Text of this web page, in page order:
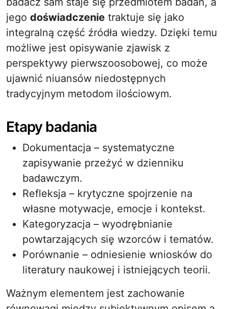
jego doświadczenie traktuje się jako
integralną część źródła wiedzy. Dzięki temu
możliwe jest opisywanie zjawisk z
perspektywy pierwszoosobowej, co może
ujawnić niuansów niedostępnych
tradycyjnym metodom ilościowym.
Etapy badania
Dokumentacja – systematyczne
zapisywanie przeżyć w dzienniku
badawczym.
Refleksja – krytyczne spojrzenie na
własne motywacje, emocje i kontekst.
Kategoryzacja – wyodrębnianie
powtarzających się wzorców i tematów.
Porównanie – odniesienie wniosków do
literatury naukowej i istniejących teorii.
Ważnym elementem jest zachowanie